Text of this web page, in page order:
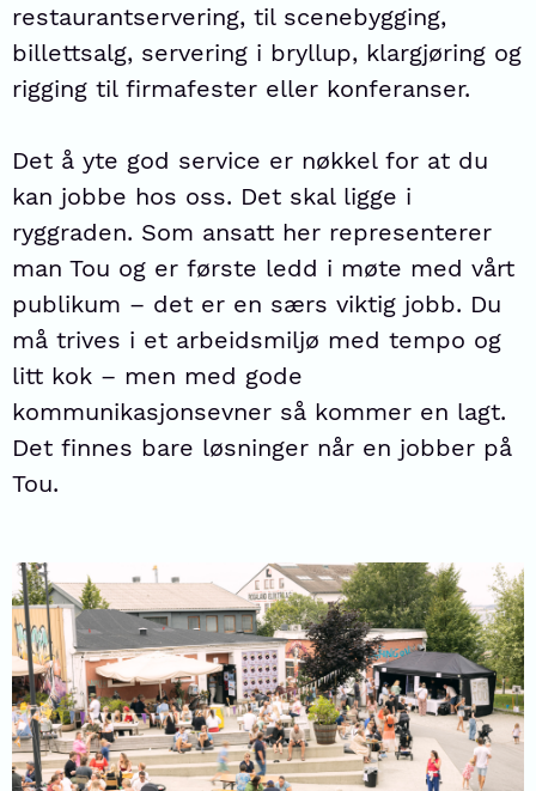
restaurantservering, til scenebygging,
billettsalg, servering i bryllup, klargjøring og
rigging til firmafester eller konferanser.
Det å yte god service er nøkkel for at du
kan jobbe hos oss. Det skal ligge i
ryggraden. Som ansatt her representerer
man Tou og er første ledd i møte med vårt
publikum – det er en særs viktig jobb. Du
må trives i et arbeidsmiljø med tempo og
litt kok – men med gode
kommunikasjonsevner så kommer en lagt.
Det finnes bare løsninger når en jobber på
Tou.